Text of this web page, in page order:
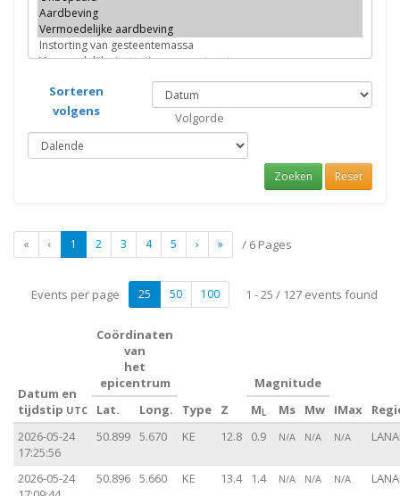
Sorteren
volgens
Volgorde
Zoeken Reset
« ‹ 1 2 3 4 5 › » / 6 Pages
25 50 100
Events per page 1 - 25 / 127 events found
Datum en
tijdstip UTC
Coördinaten
van
het
epicentrum
Type
Z
Magnitude
IMax
Lat. Long. M L Ms
Mw
2026-05-24
17:25:56
50.899 5.670 KE 12.8 0.9 N/A N/A N/A
2026-05-24
50.896 5.660 KE 13.4 1.4 N/A N/A N/A